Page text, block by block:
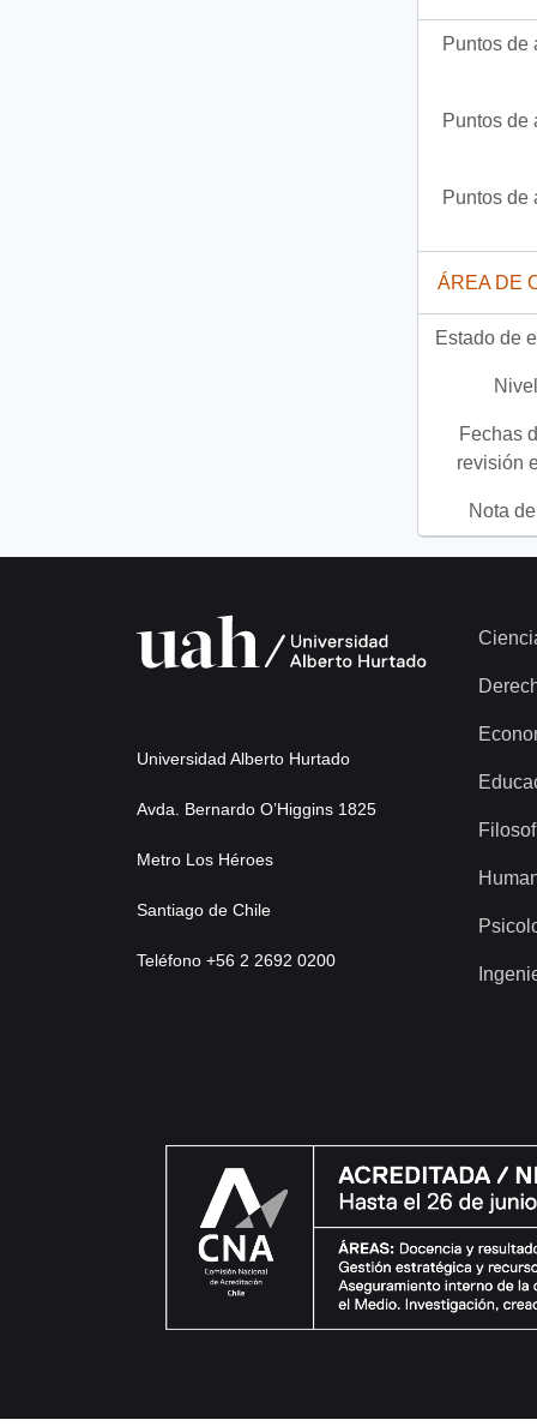
Puntos de
Puntos de
Puntos de
ÁREA DE
Estado de
Fechas
revisión
Nota
Universidad Alberto Hurtado
Avda. Bernardo O’Higgins 1825
Metro Los Héroes
Santiago de Chile
Teléfono +56 2 2692 0200